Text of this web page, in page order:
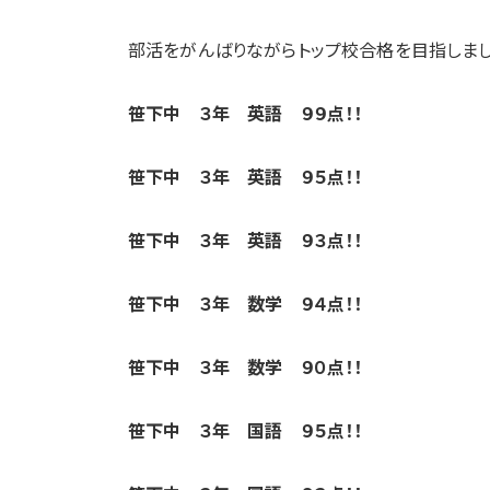
部活をがんばりながらトップ校合格を目指しまし
笹下中 ３年 英語 ９９点！！
笹下中 ３年 英語 ９５点！！
笹下中 ３年 英語 ９３点！！
笹下中 ３年 数学 ９４点！！
笹下中 ３年 数学 ９０点！！
笹下中 ３年 国語 ９５点！！